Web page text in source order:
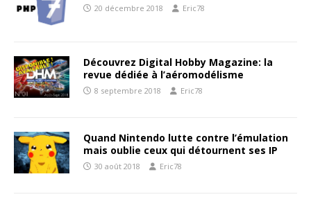
20 décembre 2018 Eric78
Découvrez Digital Hobby Magazine: la
revue dédiée à l’aéromodélisme
8 septembre 2018 Eric78
Quand Nintendo lutte contre l’émulation
mais oublie ceux qui détournent ses IP
30 août 2018 Eric78